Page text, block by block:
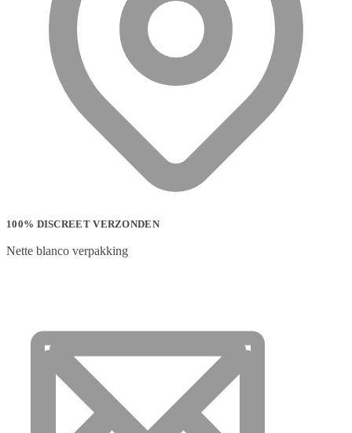
100% DISCREET VERZONDEN
Nette blanco verpakking